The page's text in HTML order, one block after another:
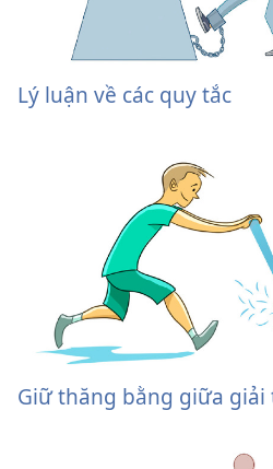
Lý luận về các quy tắc
Giữ thăng bằng giữa